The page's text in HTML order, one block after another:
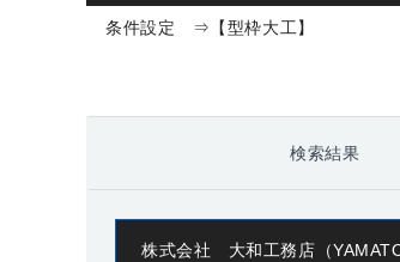
条件設定 ⇒【型枠大工】
検索結果
株式会社 大和工務店（YAMATO